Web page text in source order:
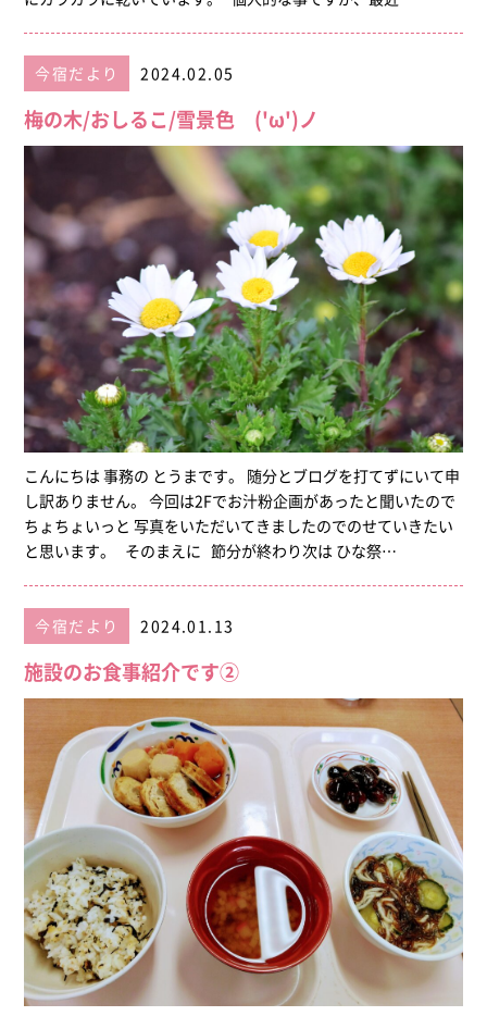
今宿だより 2024.02.05
梅の木/おしるこ/雪景色 ('ω')ノ
こんにちは 事務の とうまです。 随分とブログを打てずにいて申
し訳ありません。 今回は2Fでお汁粉企画があったと聞いたので
ちょちょいっと 写真をいただいてきましたのでのせていきたい
と思います。 そのまえに 節分が終わり次は ひな祭…
今宿だより 2024.01.13
施設のお食事紹介です②